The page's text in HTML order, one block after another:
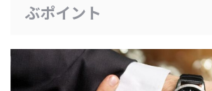
ぶポイント